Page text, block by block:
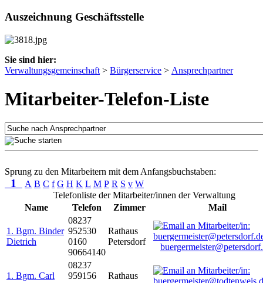
Auszeichnung Geschäftsstelle
Sie sind hier:
Verwaltungsgemeinschaft > Bürgerservice > Ansprechpartner
Mitarbeiter-Telefon-Liste
Sprung zu den Mitarbeitern mit dem Anfangsbuchstaben:
1 A B C f G H K L M P R S v W
Telefonliste der Mitarbeiter/innen der Verwaltung
Name
Telefon Zimmer Mail
1. Bgm. Binder
Dietrich
08237
952530
0160
90664140
Rathaus
Petersdorf
1. Bgm. Carl
08237
959156
Rathaus